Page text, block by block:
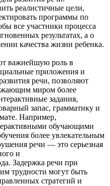
реалистичные цели,
программы по
все участники процесса
результатах, а о
качества жизни ребенка.
важнейшую роль в
приложения и
речи, позволяют
миром более
задания,
запас, грамматику и
Например,
обучающими
более увлекательным
речи — это серьезная
и
Задержка речи при
трудности могут быть
стратегий и